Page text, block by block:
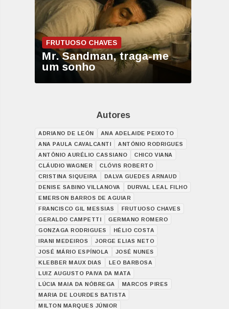
FRUTUOSO CHAVES
Mr. Sandman, traga-me
um sonho
Autores
ADRIANO DE LEÓN
ANA ADELAIDE PEIXOTO
ANA PAULA CAVALCANTI
ANTÓNIO RODRIGUES
ANTÔNIO AURÉLIO CASSIANO
CHICO VIANA
CLÁUDIO WAGNER
CLÓVIS ROBERTO
CRISTINA SIQUEIRA
DALVA GUEDES ARNAUD
DENISE SABINO VILLANOVA
DURVAL LEAL FILHO
EMERSON BARROS DE AGUIAR
FRANCISCO GIL MESSIAS
FRUTUOSO CHAVES
GERALDO CAMPETTI
GERMANO ROMERO
GONZAGA RODRIGUES
HÉLIO COSTA
IRANI MEDEIROS
JORGE ELIAS NETO
JOSÉ MÁRIO ESPÍNOLA
JOSÉ NUNES
KLEBBER MAUX DIAS
LEO BARBOSA
LUIZ AUGUSTO PAIVA DA MATA
LÚCIA MAIA DA NÓBREGA
MARCOS PIRES
MARIA DE LOURDES BATISTA
MILTON MARQUES JÚNIOR